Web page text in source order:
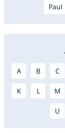
Paul
A B C
K L M
U